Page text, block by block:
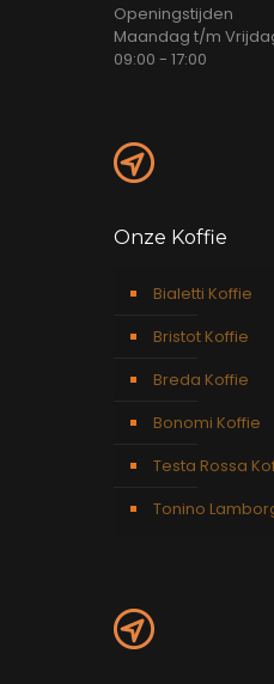
Openingstijden
Maandag t/m
09:00 - 17:00
Onze Koffie
Bialetti Koffie
Bristot Koffie
Breda Koffie
Bonomi Koffie
Testa Rossa
Tonino